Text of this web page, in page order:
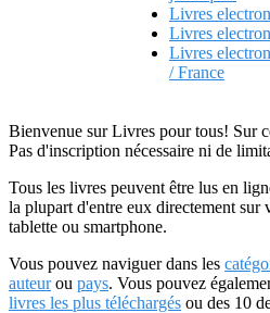
Livres
Livres
Livres
/ France
Bienvenue sur Livres pour tous! Sur
Pas d'inscription nécessaire ni de
Tous les livres peuvent être lus en
la plupart d'entre eux directement sur
tablette ou smartphone.
Vous pouvez naviguer dans les
auteurou pays. Vous pouvez
livres les plus téléchargés ou des 10